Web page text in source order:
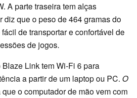
A parte traseira tem alças
diz que o peso de 464 gramas do
de transportar e confortável de
de jogos.
Link tem Wi-Fi 6 para
a partir de um laptop ou PC. O
o computador de mão vem com